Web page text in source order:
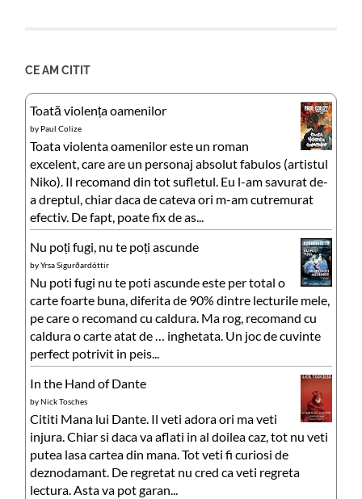
CE AM CITIT
Toată violența oamenilor
by Paul Colize
Toata violenta oamenilor este un roman
excelent, care are un personaj absolut fabulos (artistul
Niko). Il recomand din tot sufletul. Eu l-am savurat de-
a dreptul, chiar daca de cateva ori m-am cutremurat
efectiv. De fapt, poate fix de as...
Nu poți fugi, nu te poți ascunde
byYrsa Sigurðardóttir
Nu poti fugi nu te poti ascunde este per total o
carte foarte buna, diferita de 90% dintre lecturile mele,
pe care o recomand cu caldura. Ma rog, recomand cu
caldura o carte atat de … inghetata. Un joc de cuvinte
perfect potrivit in peis...
In the Hand of Dante
byNick Tosches
Cititi Mana lui Dante. Il veti adora ori ma veti
injura. Chiar si daca va aflati in al doilea caz, tot nu veti
putea lasa cartea din mana. Tot veti fi curiosi de
deznodamant. De regretat nu cred ca veti regreta
lectura. Asta va pot garan...